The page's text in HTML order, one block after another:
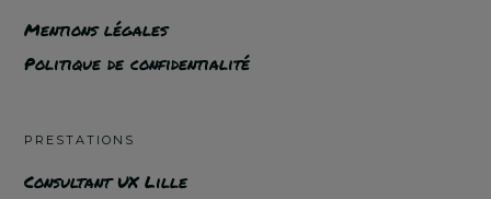
Mentions légales
Politique de confidentialité
PRESTATIONS
Consultant UX Lille